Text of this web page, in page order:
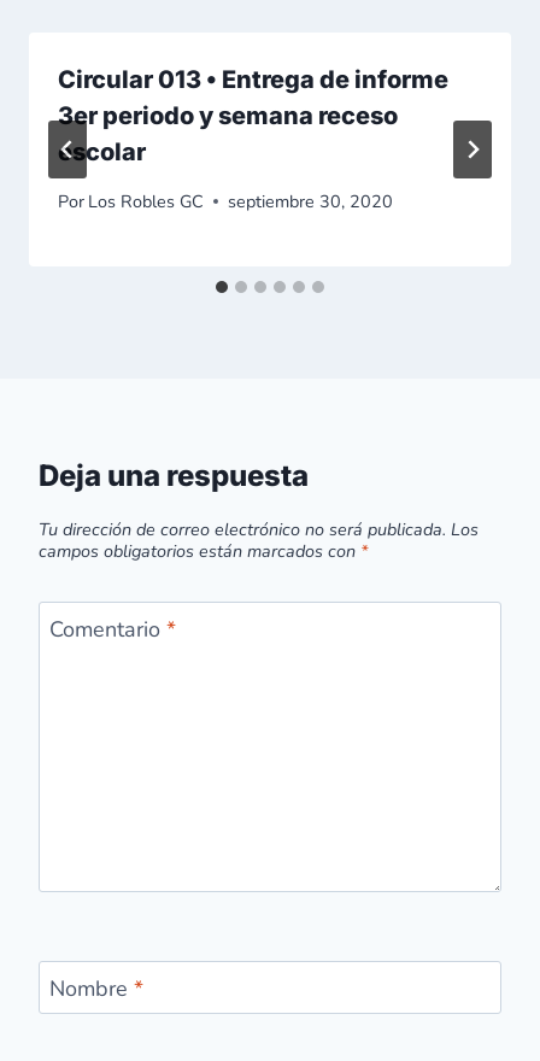
Circular 013 • Entrega de informe
3er periodo y semana receso
escolar
Por Los Robles GC septiembre 30, 2020
Deja una respuesta
Tu dirección de correo electrónico no será publicada. Los
campos obligatorios están marcados con *
Comentario *
Nombre *